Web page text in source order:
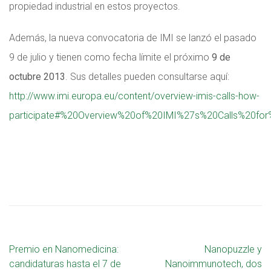
propiedad industrial en estos proyectos.
Además, la nueva convocatoria de IMI se lanzó el pasado
9 de julio y tienen como fecha límite el próximo 9 de
octubre 2013. Sus detalles pueden consultarse aquí:
http://www.imi.europa.eu/content/overview-imis-calls-how-
Premio en Nanomedicina:
candidaturas hasta el 7 de
Nanopuzzle y
Nanoimmunotech, dos